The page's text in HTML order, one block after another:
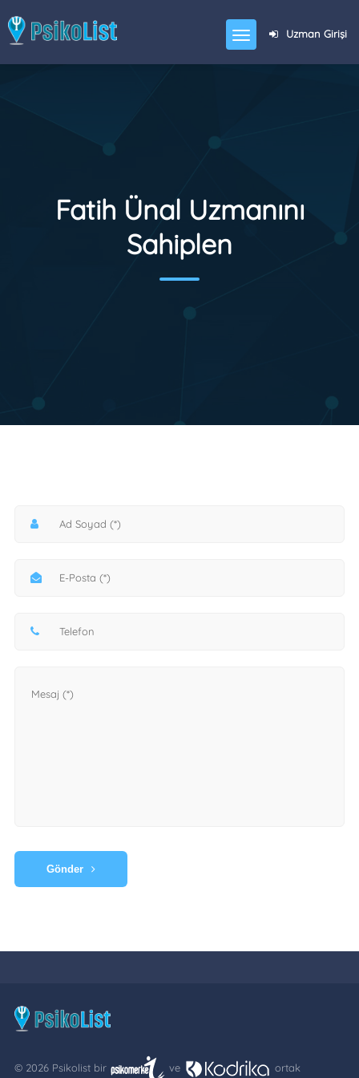
Uzman Girişi
Fatih Ünal Uzmanını
Sahiplen
Gönder
© 2026 Psikolist bir ve ortak